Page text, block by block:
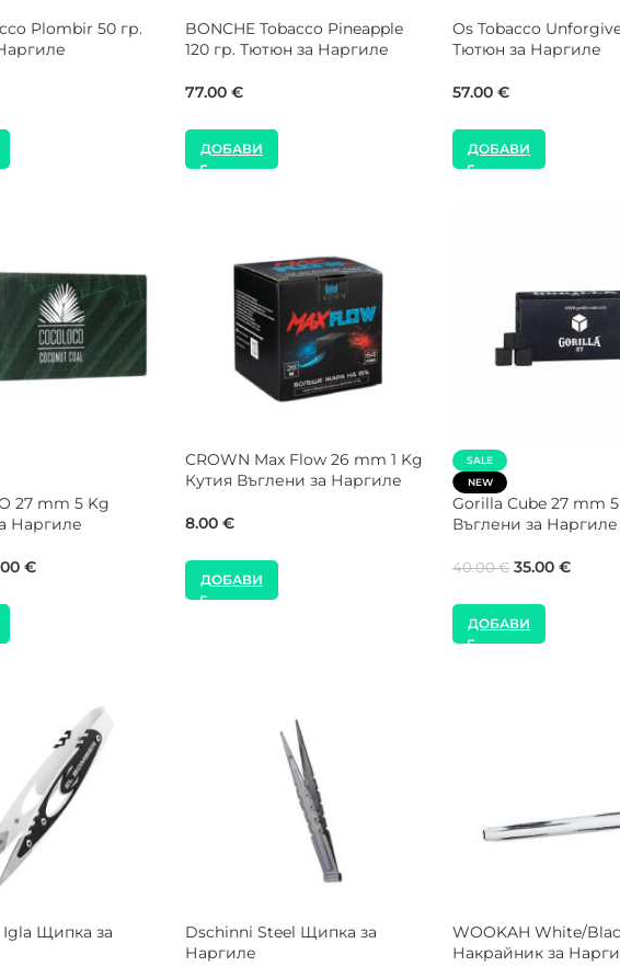
Black
гр. Тютюн за
BlackBurn Tobacco Kiwi Stoner
100 гр. Тютюн за Наргиле
30.68 €
ДОБАВИ
BONCHE Tobacco
120 гр. Тютюн за
77.00€
ДОБАВИ
mm 1 Kg Кутия
Наргиле
NEW
COCOLOCO 27 mm 1 Kg Кутия
ДОБАВИ
SALE
NEW
COCOLOCO 26 mm
Въглени за Наргиле
45.00€ 40.00€
ДОБАВИ
Поукър за
NEW
MOZE Shisha Glow in the Dark
Alpha Hookah Strike
Килър Чашка за